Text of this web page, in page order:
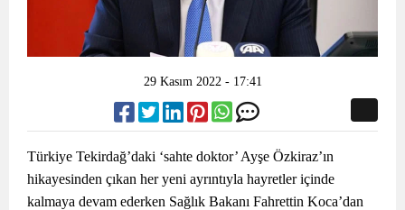
29 Kasım 2022 - 17:41
Türkiye Tekirdağ’daki ‘sahte doktor’ Ayşe Özkiraz’ın
hikayesinden çıkan her yeni ayrıntıyla hayretler içinde
kalmaya devam ederken Sağlık Bakanı Fahrettin Koca’dan